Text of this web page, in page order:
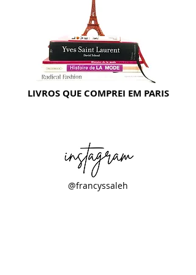
LIVROS QUE COMPREI EM PARIS
@francyssaleh